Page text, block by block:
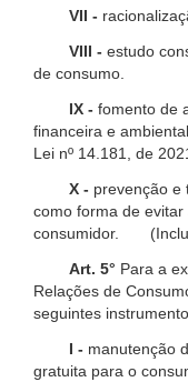
VII -
VIII - estudo
de consumo.
IX - fomento de
financeira e
Lei nº 14.181, de
X - prevenção e
como forma de
consumidor.
Art. 5° Para a
Relações de
seguintes
I - manutenção
gratuita para o